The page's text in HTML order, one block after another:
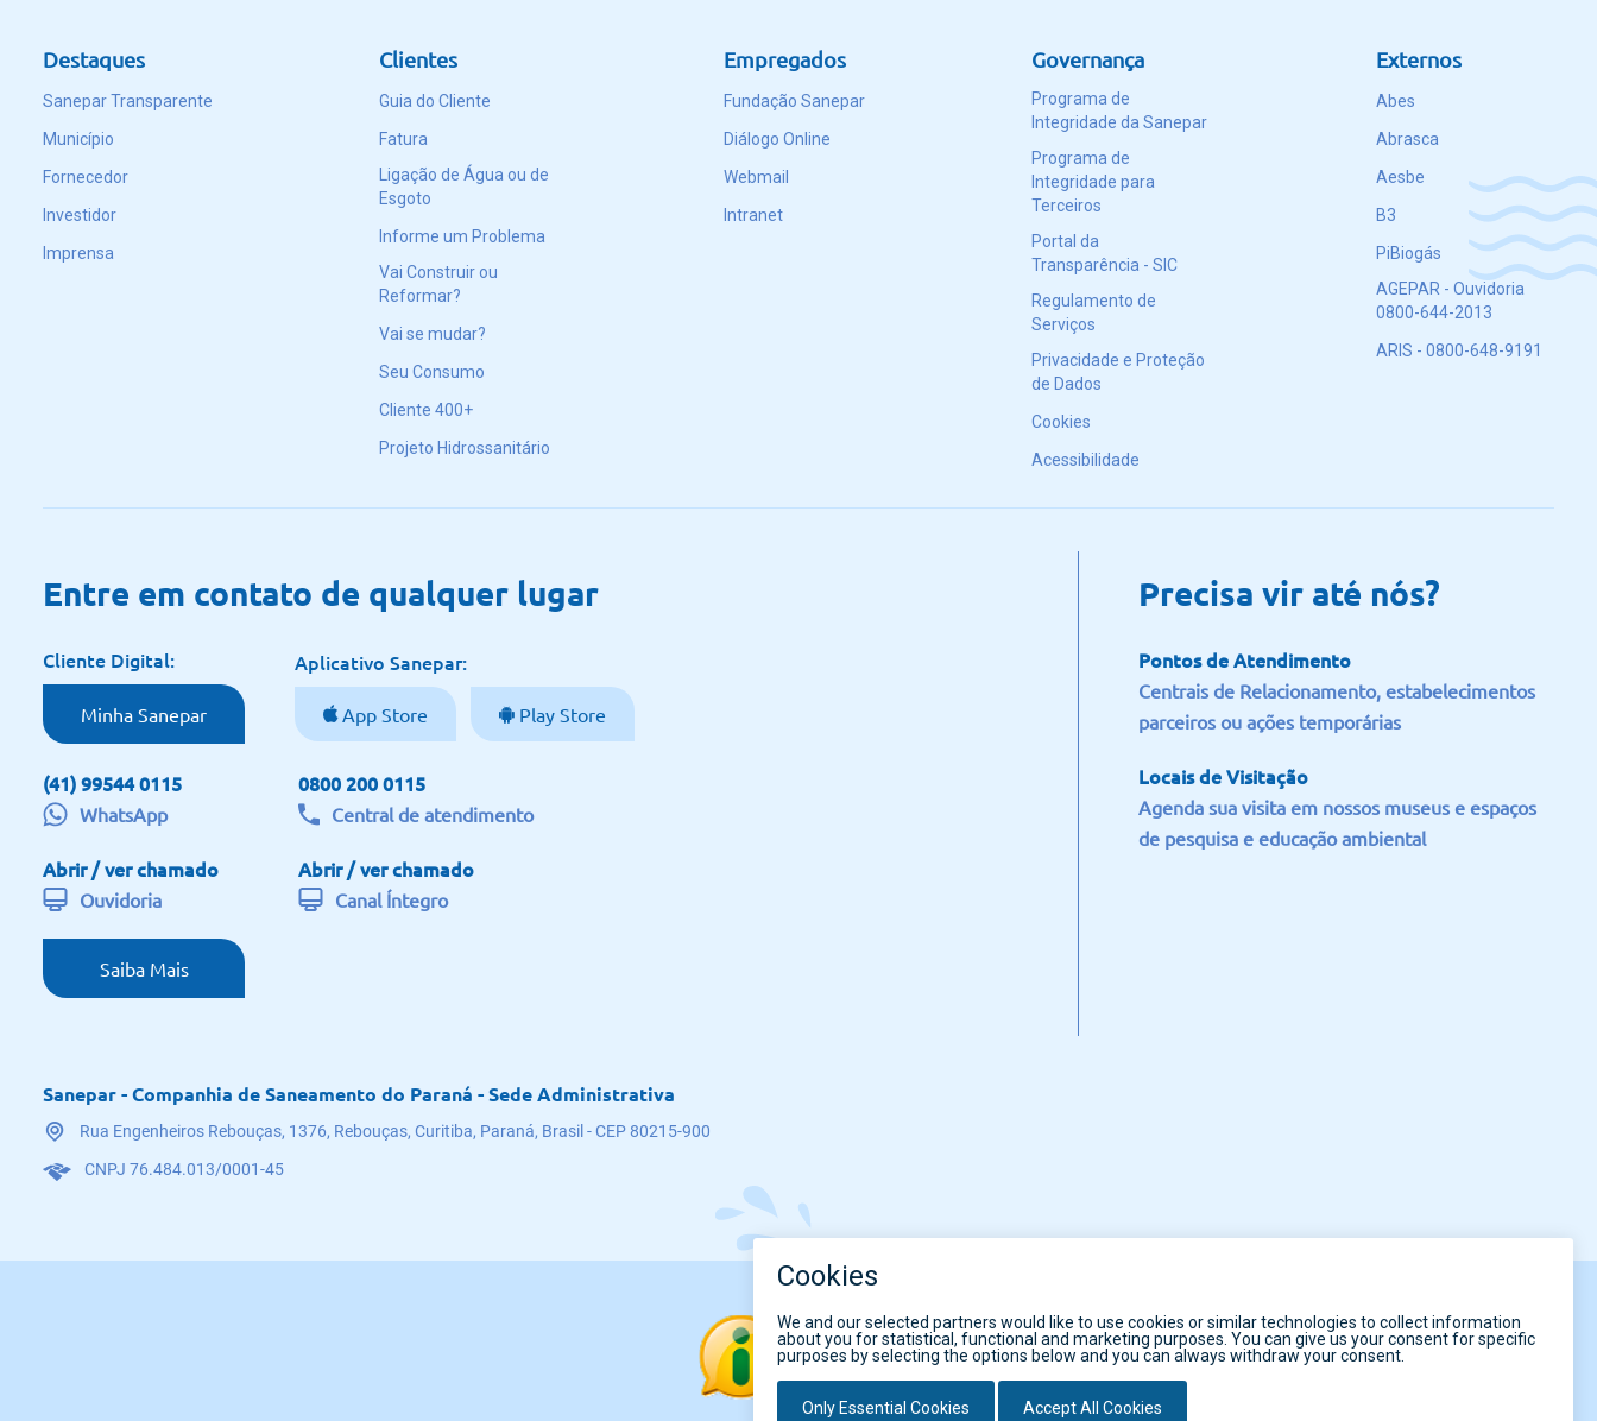
Destaques
Sanepar Transparente
Município
Fornecedor
Investidor
Imprensa
Clientes
Guia do Cliente
Fatura
Ligação de Água ou de
Esgoto
Informe um Problema
Vai Construir ou
Reformar?
Vai se mudar?
Seu Consumo
Cliente 400+
Projeto Hidrossanitário
Empregados
Fundação Sanepar
Diálogo Online
Webmail
Intranet
Governança
Programa de
Integridade da Sanepar
Programa de
Integridade para
Terceiros
Portal da
Transparência - SIC
Regulamento de
Serviços
Privacidade e Proteção
de Dados
Cookies
Acessibilidade
Externos
Abes
Abrasca
Aesbe
B3
PiBiogás
AGEPAR - Ouvidoria
0800-644-2013
ARIS - 0800-648-9191
Entre em contato de qualquer lugar
Cliente Digital:
Minha Sanepar
Aplicativo Sanepar:
App Store Play Store
(41) 99544 0115
WhatsApp
0800 200 0115
Central de atendimento
Abrir / ver chamado
Ouvidoria
Abrir / ver chamado
Canal Íntegro
Saiba Mais
Precisa vir até nós?
Pontos de Atendimento
Centrais de Relacionamento, estabelecimentos
parceiros ou ações temporárias
Locais de Visitação
Agenda sua visita em nossos museus e espaços
de pesquisa e educação ambiental
Sanepar - Companhia de Saneamento do Paraná - Sede Administrativa
Rua Engenheiros Rebouças, 1376, Rebouças, Curitiba, Paraná, Brasil - CEP 80215-900
CNPJ 76.484.013/0001-45